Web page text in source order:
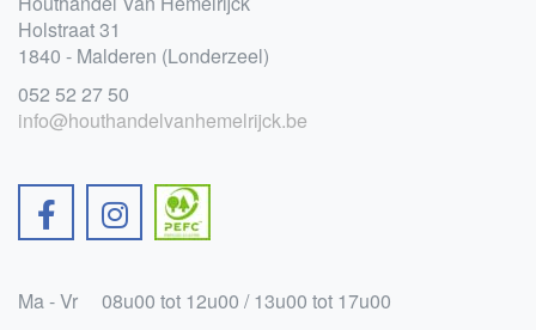
Holstraat 31
1840 - Malderen (Londerzeel)
052 52 27 50
info@houthandelvanhemelrijck.be
Ma - Vr
08u00 tot 12u00 / 13u00 tot 17u00